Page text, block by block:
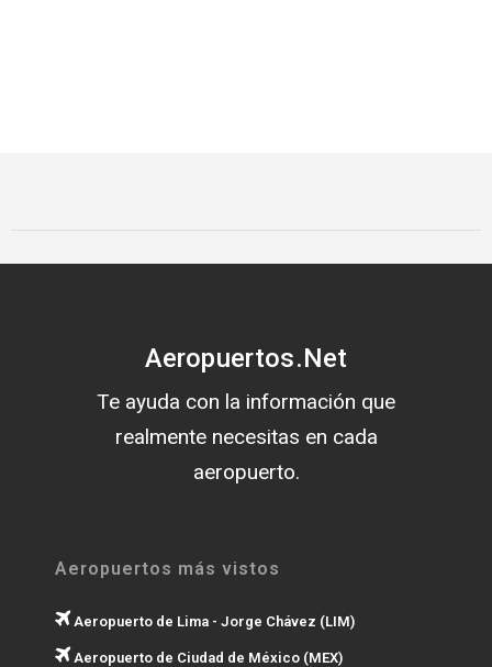
Aeropuertos.Net
Te ayuda con la información que
realmente necesitas en cada
aeropuerto.
Aeropuertos más vistos
Aeropuerto de Lima - Jorge Chávez (LIM)
Aeropuerto de Ciudad de México (MEX)